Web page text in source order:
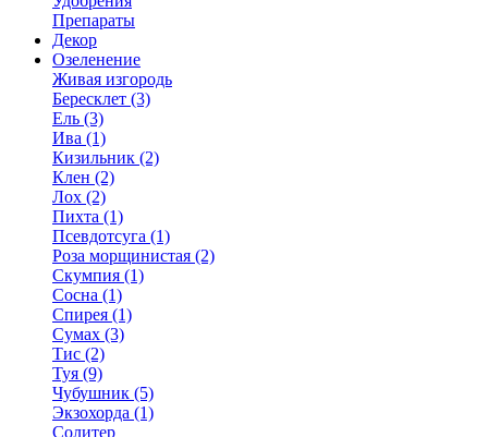
Препараты
Декор
Озеленение
Живая изгородь
Бересклет (3)
Ель (3)
Ива (1)
Кизильник (2)
Клен (2)
Лох (2)
Пихта (1)
Псевдотсуга (1)
Роза морщинистая (2)
Скумпия (1)
Сосна (1)
Спирея (1)
Сумах (3)
Тис (2)
Туя (9)
Чубушник (5)
Экзохорда (1)
Солитер